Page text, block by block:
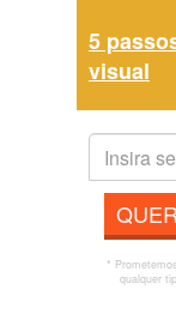
5
visual
*
qualquer